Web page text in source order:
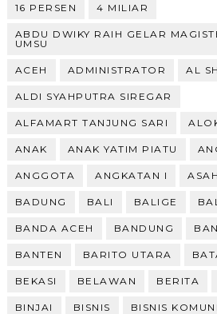
16 PERSEN 4 MILIAR
ABDU DWIKY RAIH GELAR
UMSU
ACEH ADMINISTRATOR AL
ALDI SYAHPUTRA SIREGAR
ALFAMART TANJUNG SARI
ANAK ANAK YATIM PIATU
ANGGOTA ANGKATAN I
BADUNG BALI BALIGE
BANDA ACEH BANDUNG
BANTEN BARITO UTARA
BEKASI BELAWAN BERITA
BINJAI BISNIS BISNIS